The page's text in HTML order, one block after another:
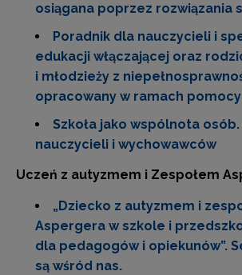
osiągana poprzez rozwiązania
Poradnik dla nauczycieli i
edukacji włączającej oraz
i młodzieży z
opracowany w ramach
Szkoła jako wspólnota
nauczycieli i wychowawców
Uczeń z autyzmem i Zespołem
„Dziecko z autyzmem i
Aspergera w szkole i
dla pedagogów i opiekunów”.
są wśród nas.